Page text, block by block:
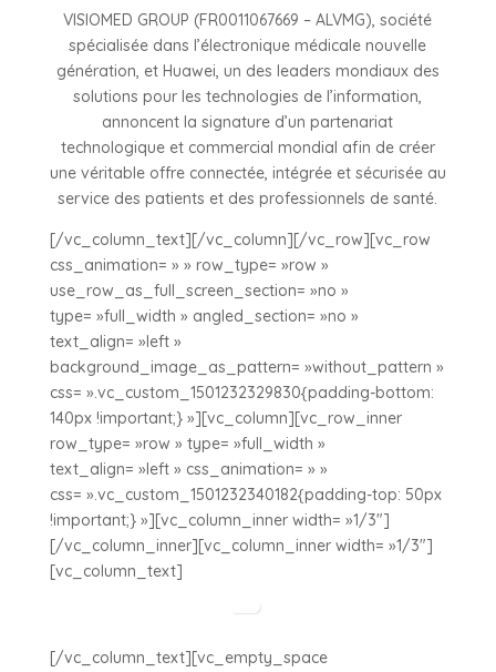
VISIOMED GROUP (FR0011067669 – ALVMG), société
spécialisée dans l’électronique médicale nouvelle
génération, et Huawei, un des leaders mondiaux des
solutions pour les technologies de l’information,
annoncent la signature d’un partenariat
technologique et commercial mondial afin de créer
une véritable offre connectée, intégrée et sécurisée au
service des patients et des professionnels de santé.
[/vc_column_text][/vc_column][/vc_row][vc_row
css_animation= » » row_type= »row »
use_row_as_full_screen_section= »no »
type= »full_width » angled_section= »no »
text_align= »left »
background_image_as_pattern= »without_pattern »
css= ».vc_custom_1501232329830{padding-bottom:
140px !important;} »][vc_column][vc_row_inner
row_type= »row » type= »full_width »
text_align= »left » css_animation= » »
css= ».vc_custom_1501232340182{padding-top: 50px
!important;} »][vc_column_inner width= »1/3″]
[/vc_column_inner][vc_column_inner width= »1/3″]
[vc_column_text]
[/vc_column_text][vc_empty_space